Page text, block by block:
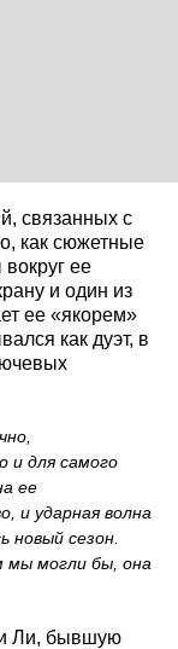
связанных с
как сюжетные
ее
и один из
ее «якорем»
как дуэт, в
и для самого
ее
и ударная волна
новый сезон.
мы могли бы, она
Ли, бывшую